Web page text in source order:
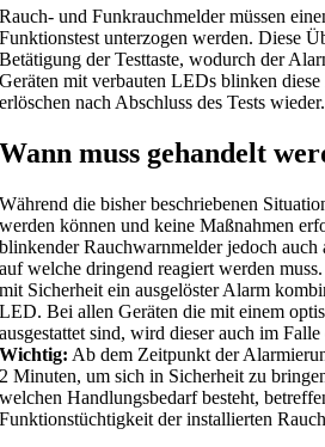
Rauch- und Funkrauchmelder müssen
Funktionstest unterzogen werden. Diese
Betätigung der Testtaste, wodurch der
Geräten mit verbauten LEDs blinken
erlöschen nach Abschluss des Tests wieder.
Wann muss gehandelt
Während die bisher beschriebenen
werden können und keine Maßnahmen
blinkender Rauchwarnmelder jedoch auch
auf welche dringend reagiert werden
mit Sicherheit ein ausgelöster Alarm
LED. Bei allen Geräten die mit einem
ausgestattet sind, wird dieser auch im
Wichtig: Ab dem Zeitpunkt der
2 Minuten, um sich in Sicherheit zu
welchen Handlungsbedarf besteht,
Funktionstüchtigkeit der installierten